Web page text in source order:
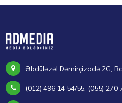
Əbdüləzəl Dəmirçizadə 2G,
(012) 496 14 54/55, (055) 270